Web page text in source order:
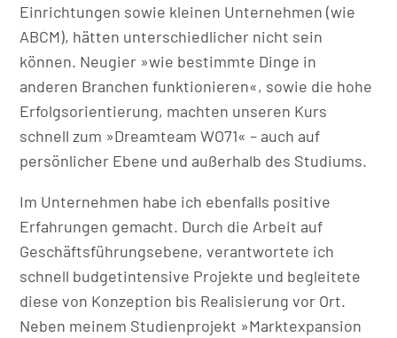
Einrichtungen sowie kleinen Unternehmen (wie
ABCM), hätten unterschiedlicher nicht sein
können. Neugier »wie bestimmte Dinge in
anderen Branchen funktionieren«, sowie die hohe
Erfolgsorientierung, machten unseren Kurs
schnell zum »Dreamteam WO71« – auch auf
persönlicher Ebene und außerhalb des Studiums.
Im Unternehmen habe ich ebenfalls positive
Erfahrungen gemacht. Durch die Arbeit auf
Geschäftsführungsebene, verantwortete ich
schnell budgetintensive Projekte und begleitete
diese von Konzeption bis Realisierung vor Ort.
Neben meinem Studienprojekt »Marktexpansion